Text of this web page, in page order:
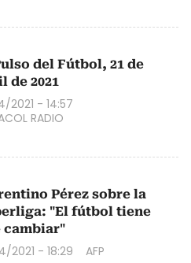
del Fútbol, 21 de
de 2021
2021 - 14:57
RADIO
Pérez sobre la
"El fútbol tiene
cambiar"
2021 - 18:29 AFP